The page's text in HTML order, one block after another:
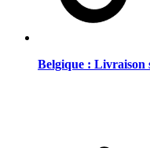
Belgique : Livraison